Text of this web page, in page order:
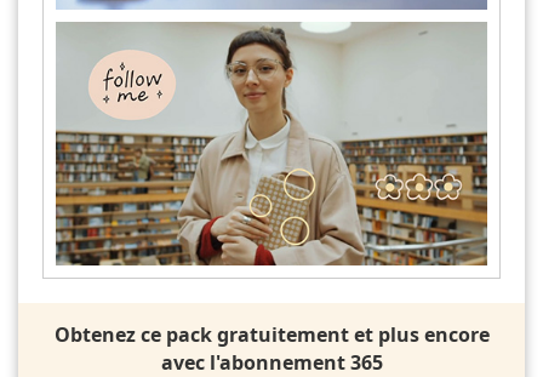
Obtenez ce pack gratuitement et plus encore
avec l'abonnement 365